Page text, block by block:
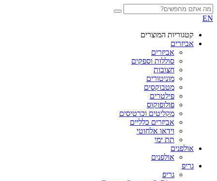
EN
קטגוריות המוצרים
אביזרים
אביזרים
סוללות וספקים
חצובות
מוניטורים
מטבוקסים
פילטרים
פולופוקוס
מקליטים וכרטיסים
אביזרים כלליים
וידאו אלחוטי
תת ימי
אולפנים
אולפנים
גריפ
גריפ